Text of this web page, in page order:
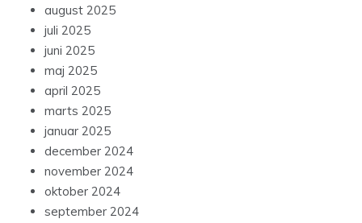
august 2025
juli 2025
juni 2025
maj 2025
april 2025
marts 2025
januar 2025
december 2024
november 2024
oktober 2024
september 2024